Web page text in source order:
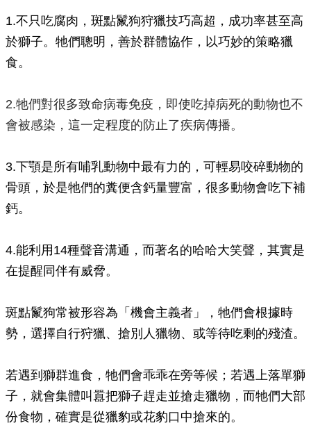
1.不只吃腐肉，斑點鬣狗狩獵技巧高超，成功率甚至高
於獅子。牠們聰明，善於群體協作，以巧妙的策略獵
食。
2.牠們對很多致命病毒免疫，即使吃掉病死的動物也不
會被感染，這一定程度的防止了疾病傳播。
3.下顎是所有哺乳動物中最有力的，可輕易咬碎動物的
骨頭，於是牠們的糞便含鈣量豐富，很多動物會吃下補
鈣。
4.能利用14種聲音溝通，而著名的哈哈大笑聲，其實是
在提醒同伴有威脅。
斑點鬣狗常被形容為「機會主義者」，牠們會根據時
勢，選擇自行狩獵、搶別人獵物、或等待吃剩的殘渣。
若遇到獅群進食，牠們會乖乖在旁等候；若遇上落單獅
子，就會集體叫囂把獅子趕走並搶走獵物，而牠們大部
份食物，確實是從獵豹或花豹口中搶來的。